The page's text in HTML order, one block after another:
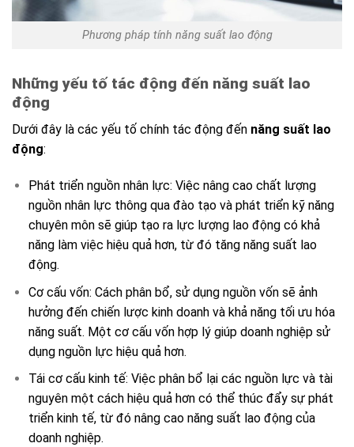
Phương pháp tính năng suất lao động
Những yếu tố tác động đến năng suất lao
động
Dưới đây là các yếu tố chính tác động đến năng suất lao
động:
Phát triển nguồn nhân lực: Việc nâng cao chất lượng
nguồn nhân lực thông qua đào tạo và phát triển kỹ năng
chuyên môn sẽ giúp tạo ra lực lượng lao động có khả
năng làm việc hiệu quả hơn, từ đó tăng năng suất lao
động.
Cơ cấu vốn: Cách phân bổ, sử dụng nguồn vốn sẽ ảnh
hưởng đến chiến lược kinh doanh và khả năng tối ưu hóa
năng suất. Một cơ cấu vốn hợp lý giúp doanh nghiệp sử
dụng nguồn lực hiệu quả hơn.
Tái cơ cấu kinh tế: Việc phân bổ lại các nguồn lực và tài
nguyên một cách hiệu quả hơn có thể thúc đẩy sự phát
triển kinh tế, từ đó nâng cao năng suất lao động của
doanh nghiệp.